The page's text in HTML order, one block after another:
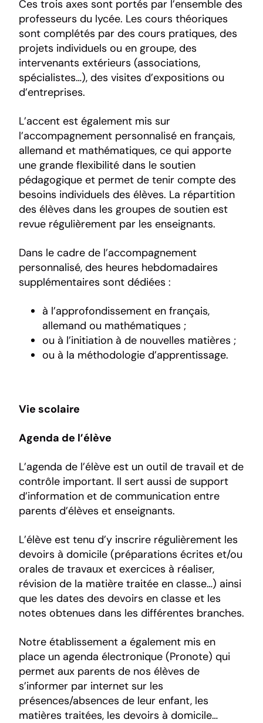
Ces trois axes sont portés par l’ensemble des
professeurs du lycée. Les cours théoriques
sont complétés par des cours pratiques, des
projets individuels ou en groupe, des
intervenants extérieurs (associations,
spécialistes…), des visites d’expositions ou
d’entreprises.
L’accent est également mis sur
l’accompagnement personnalisé en français,
allemand et mathématiques, ce qui apporte
une grande flexibilité dans le soutien
pédagogique et permet de tenir compte des
besoins individuels des élèves. La répartition
des élèves dans les groupes de soutien est
revue régulièrement par les enseignants.
Dans le cadre de l’accompagnement
personnalisé, des heures hebdomadaires
supplémentaires sont dédiées :
à l’approfondissement en français,
allemand ou mathématiques ;
ou à l’initiation à de nouvelles matières ;
ou à la méthodologie d’apprentissage.
Vie scolaire
Agenda de l’élève
L’agenda de l’élève est un outil de travail et de
contrôle important. Il sert aussi de support
d’information et de communication entre
parents d’élèves et enseignants.
L’élève est tenu d’y inscrire régulièrement les
devoirs à domicile (préparations écrites et/ou
orales de travaux et exercices à réaliser,
révision de la matière traitée en classe…) ainsi
que les dates des devoirs en classe et les
notes obtenues dans les différentes branches.
Notre établissement a également mis en
place un agenda électronique (Pronote) qui
permet aux parents de nos élèves de
s’informer par internet sur les
présences/absences de leur enfant, les
matières traitées, les devoirs à domicile…